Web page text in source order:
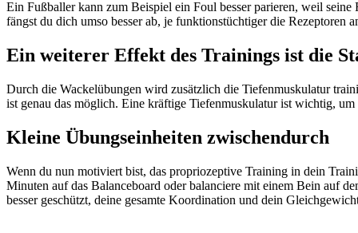
Ein Fußballer kann zum Beispiel ein Foul besser parieren, weil
fängst du dich umso besser ab, je funktionstüchtiger die Rezeptoren
Ein weiterer Effekt des Trainings ist die
Durch die Wackelübungen wird zusätzlich die Tiefenmuskulatur
ist genau das möglich. Eine kräftige Tiefenmuskulatur ist wichtig,
Kleine Übungseinheiten zwischendurch
Wenn du nun motiviert bist, das propriozeptive Training in dein
Minuten auf das Balanceboard oder balanciere mit einem Bein auf
besser geschützt, deine gesamte Koordination und dein